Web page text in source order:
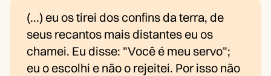
(...) eu os tirei dos confins da terra, de
seus recantos mais distantes eu os
chamei. Eu disse: "Você é meu servo";
eu o escolhi e não o rejeitei. Por isso não